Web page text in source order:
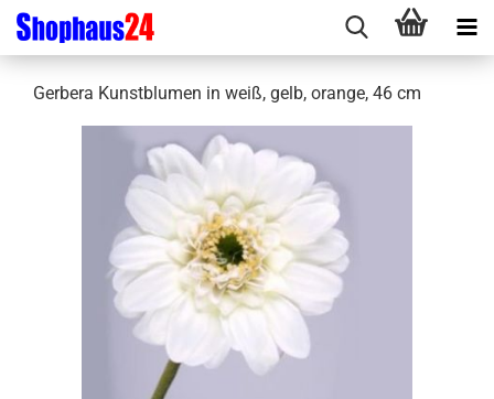
Gerbera Kunstblumen in weiß, gelb, orange, 46 cm